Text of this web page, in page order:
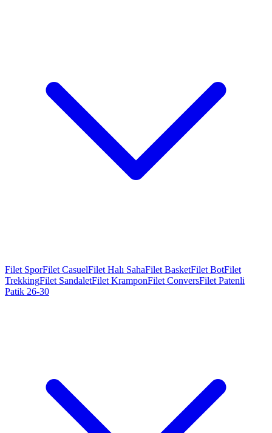
Filet SporFilet CasuelFilet Halı SahaFilet BasketFilet BotFilet
TrekkingFilet SandaletFilet KramponFilet ConversFilet Patenli
Patik 26-30